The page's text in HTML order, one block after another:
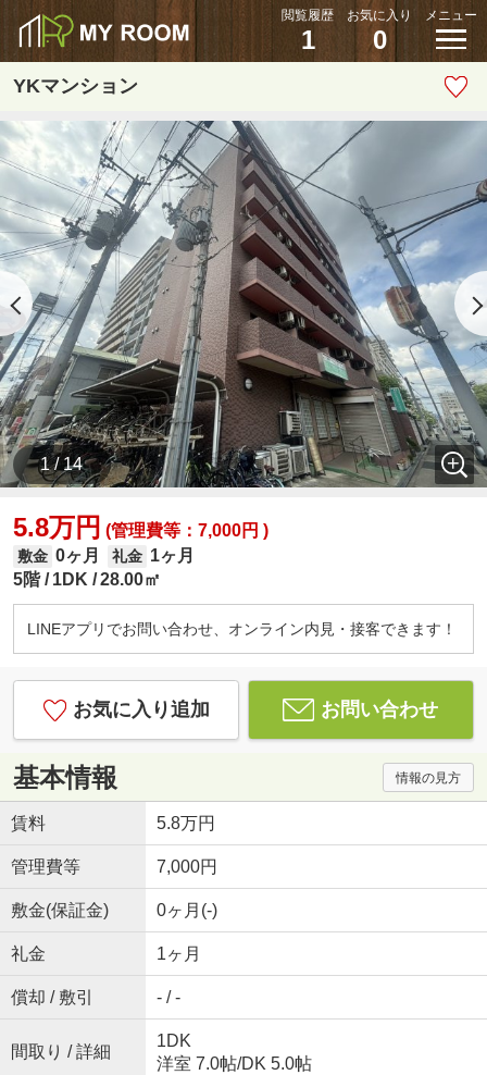
閲覧履歴
1
お気に入り
0
メニュー
YKマンション
1 / 14
5.8万円 (管理費等：7,000円 )
敷金 0ヶ月 礼金 1ヶ月
5階
1DK 28.00㎡
LINEアプリでお問い合わせ、オンライン内見・接客できます！
お気に入り追加 お問い合わせ
基本情報 情報の見方
賃料 5.8万円
管理費等 7,000円
敷金(保証金) 0ヶ月(-)
礼金 1ヶ月
償却 / 敷引 - / -
間取り / 詳細
1DK
洋室 7.0帖/DK 5.0帖